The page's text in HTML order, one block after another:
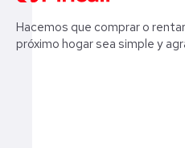
Hacemos que comprar o
próximo hogar sea simple y